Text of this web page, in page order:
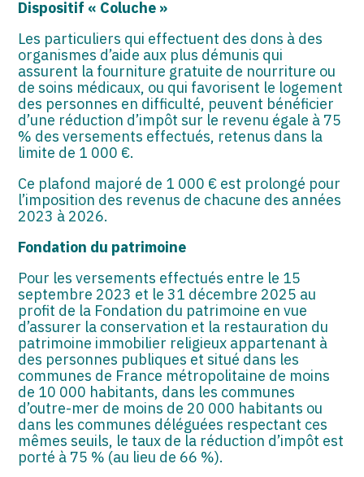
Dispositif « Coluche »
Les particuliers qui effectuent des dons à des
organismes d’aide aux plus démunis qui
assurent la fourniture gratuite de nourriture ou
de soins médicaux, ou qui favorisent le logement
des personnes en difficulté, peuvent bénéficier
d’une réduction d’impôt sur le revenu égale à 75
% des versements effectués, retenus dans la
limite de 1 000 €.
Ce plafond majoré de 1 000 € est prolongé pour
l’imposition des revenus de chacune des années
2023 à 2026.
Fondation du patrimoine
Pour les versements effectués entre le 15
septembre 2023 et le 31 décembre 2025 au
profit de la Fondation du patrimoine en vue
d’assurer la conservation et la restauration du
patrimoine immobilier religieux appartenant à
des personnes publiques et situé dans les
communes de France métropolitaine de moins
de 10 000 habitants, dans les communes
d’outre-mer de moins de 20 000 habitants ou
dans les communes déléguées respectant ces
mêmes seuils, le taux de la réduction d’impôt est
porté à 75 % (au lieu de 66 %).